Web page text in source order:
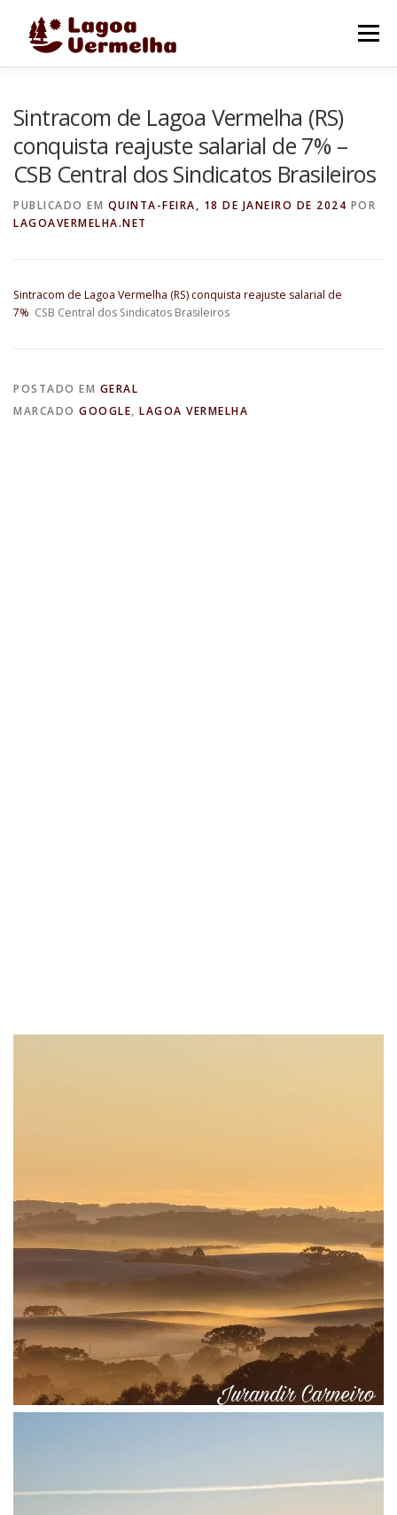
Menu
FALE CONOSCO
Sintracom de Lagoa Vermelha (RS)
conquista reajuste salarial de 7% –
CSB Central dos Sindicatos Brasileiros
PUBLICADO EM QUINTA-FEIRA, 18 DE JANEIRO DE 2024 POR
LAGOAVERMELHA.NET
Sintracom de Lagoa Vermelha (RS) conquista reajuste salarial de
7% CSB Central dos Sindicatos Brasileiros
POSTADO EM GERAL
MARCADO GOOGLE, LAGOA VERMELHA